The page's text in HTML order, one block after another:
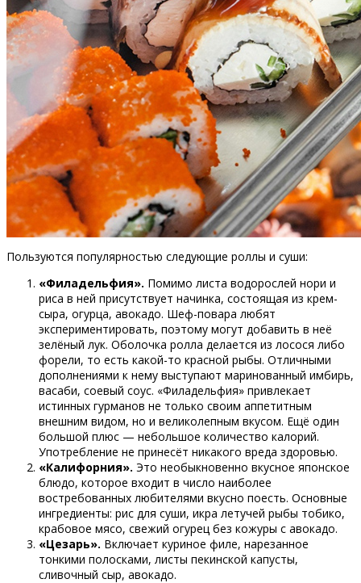
Пользуются популярностью следующие роллы и суши:
«Филадельфия». Помимо листа водорослей нори и
риса в ней присутствует начинка, состоящая из крем-
сыра, огурца, авокадо. Шеф-повара любят
экспериментировать, поэтому могут добавить в неё
зелёный лук. Оболочка ролла делается из лосося либо
форели, то есть какой-то красной рыбы. Отличными
дополнениями к нему выступают маринованный имбирь,
васаби, соевый соус. «Филадельфия» привлекает
истинных гурманов не только своим аппетитным
внешним видом, но и великолепным вкусом. Ещё один
большой плюс — небольшое количество калорий.
Употребление не принесёт никакого вреда здоровью.
«Калифорния». Это необыкновенно вкусное японское
блюдо, которое входит в число наиболее
востребованных любителями вкусно поесть. Основные
ингредиенты: рис для суши, икра летучей рыбы тобико,
крабовое мясо, свежий огурец без кожуры с авокадо.
«Цезарь». Включает куриное филе, нарезанное
тонкими полосками, листы пекинской капусты,
сливочный сыр, авокадо.